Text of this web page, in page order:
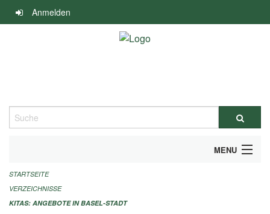
Navigation
überspringen
Anmelden
Suche
MENU
ALLGEMEINE INFORMATIONEN
IMPRESSUM
STARTSEITE
VERZEICHNISSE
KITAS: ANGEBOTE IN BASEL-STADT